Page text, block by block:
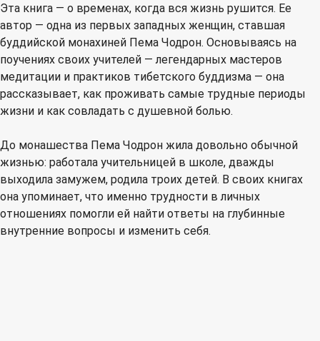
Эта книга — о временах, когда вся жизнь рушится. Ее
автор — одна из первых западных женщин, ставшая
буддийской монахиней Пема Чодрон. Основываясь на
поучениях своих учителей — легендарных мастеров
медитации и практиков тибетского буддизма — она
рассказывает, как проживать самые трудные периоды
жизни и как совладать с душевной болью.
До монашества Пема Чодрон жила довольно обычной
жизнью: работала учительницей в школе, дважды
выходила замужем, родила троих детей. В своих книгах
она упоминает, что именно трудности в личных
отношениях помогли ей найти ответы на глубинные
внутренние вопросы и изменить себя.